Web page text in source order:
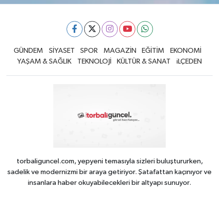
GÜNDEM SİYASET SPOR MAGAZİN EĞİTİM
EKONOMİ
YAŞAM & SAĞLIK
TEKNOLOJİ KÜLTÜR & SANAT iLÇEDEN
torbaliguncel.com, yepyeni temasıyla sizleri buluştururken,
sadelik ve modernizmi bir araya getiriyor. Şatafattan kaçınıyor ve
insanlara haber okuyabilecekleri bir altyapı sunuyor.